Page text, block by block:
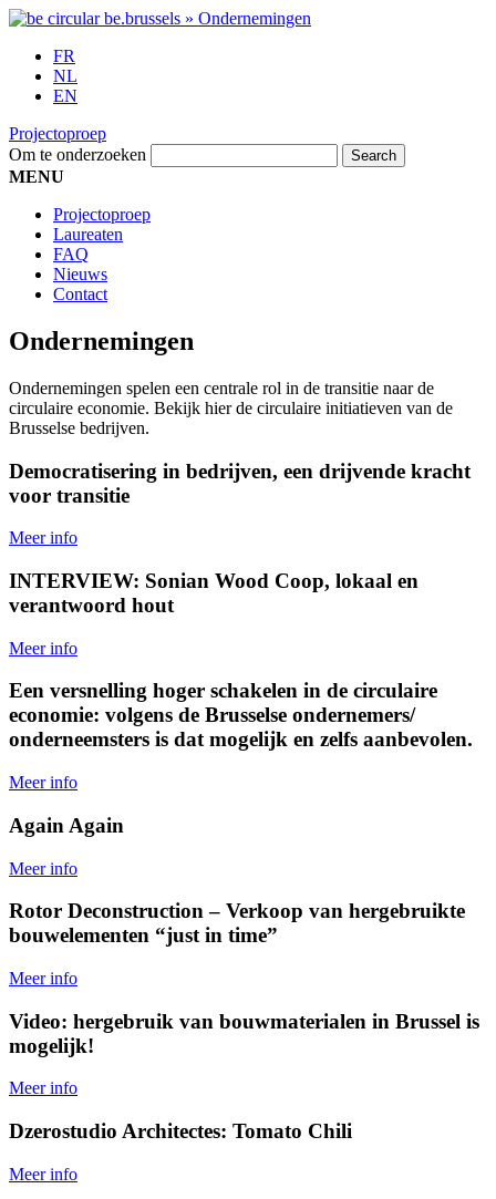
FR
NL
EN
Projectoproep
Om te onderzoeken
MENU
Projectoproep
Laureaten
FAQ
Nieuws
Contact
Ondernemingen
Ondernemingen spelen een centrale rol in de transitie naar de
circulaire economie. Bekijk hier de circulaire initiatieven van de
Brusselse bedrijven.
Democratisering in bedrijven, een drijvende kracht
voor transitie
Meer info
INTERVIEW: Sonian Wood Coop, lokaal en
verantwoord hout
Meer info
Een versnelling hoger schakelen in de circulaire
economie: volgens de Brusselse ondernemers/
onderneemsters is dat mogelijk en zelfs aanbevolen.
Meer info
Again Again
Meer info
Rotor Deconstruction – Verkoop van hergebruikte
bouwelementen “just in time”
Meer info
Video: hergebruik van bouwmaterialen in Brussel is
mogelijk!
Meer info
Dzerostudio Architectes: Tomato Chili
Meer info